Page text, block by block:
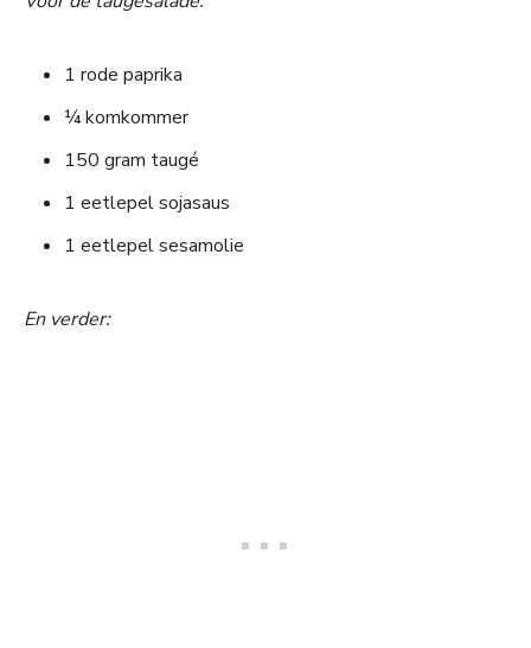
1 rode paprika
¼ komkommer
150 gram taugé
1 eetlepel sojasaus
1 eetlepel sesamolie
En verder: